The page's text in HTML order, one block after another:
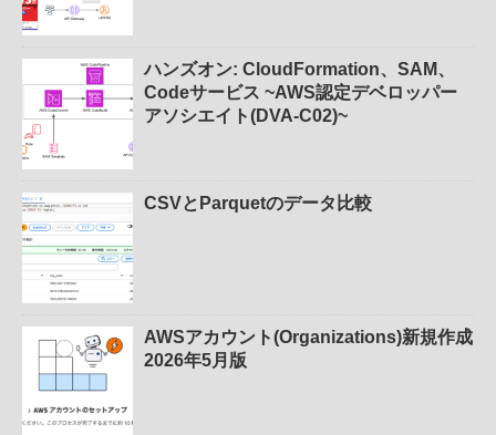
ハンズオン: CloudFormation、SAM、
Codeサービス ~AWS認定デベロッパー
アソシエイト(DVA-C02)~
CSVとParquetのデータ比較
AWSアカウント(Organizations)新規作成
2026年5月版